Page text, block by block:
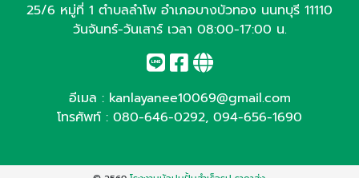
25/6 หมู่ที่ 1 ตำบลลำโพ อำเภอบางบัวทอง นนทบุรี 11110
วันจันทร์-วันเสาร์ เวลา 08:00-17:00 น.
อีเมล : kanlayanee10069@gmail.com
โทรศัพท์ : 080-646-0292, 094-656-1690